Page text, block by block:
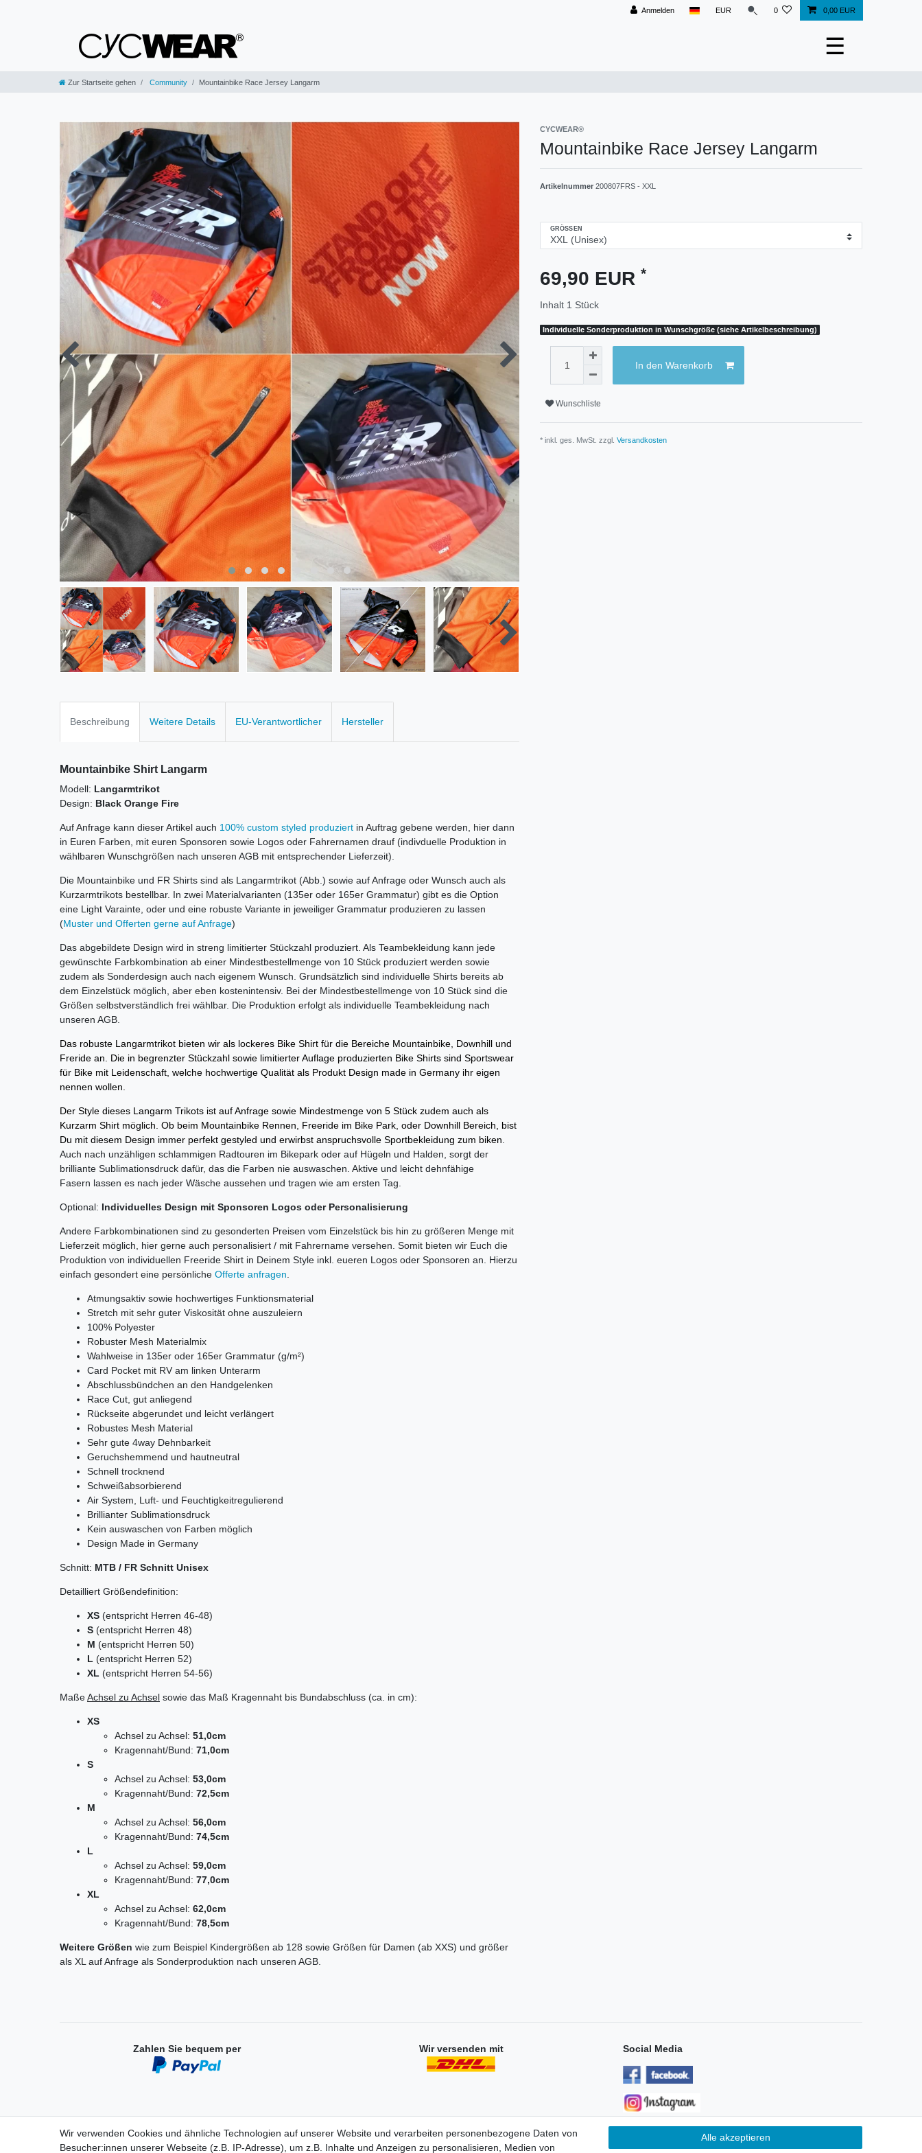
Anmelden EUR 0 0,00 EUR
☰
Zur Startseite gehen Community Mountainbike Race Jersey Langarm
CYCWEAR®
Mountainbike Race Jersey Langarm
Artikelnummer 200807FRS - XXL
GRÖSSEN
69,90 EUR *
Inhalt 1 Stück
Individuelle Sonderproduktion in Wunschgröße (siehe Artikelbeschreibung)
In den Warenkorb
Wunschliste
* inkl. ges. MwSt. zzgl. Versandkosten
Beschreibung Weitere Details EU-Verantwortlicher Hersteller
Mountainbike Shirt Langarm
Modell: Langarmtrikot
Design: Black Orange Fire
Auf Anfrage kann dieser Artikel auch 100% custom styled produziert in Auftrag gebene werden, hier dann
in Euren Farben, mit euren Sponsoren sowie Logos oder Fahrernamen drauf (indivduelle Produktion in
wählbaren Wunschgrößen nach unseren AGB mit entsprechender Lieferzeit).
Die Mountainbike und FR Shirts sind als Langarmtrikot (Abb.) sowie auf Anfrage oder Wunsch auch als
Kurzarmtrikots bestellbar. In zwei Materialvarianten (135er oder 165er Grammatur) gibt es die Option
eine Light Varainte, oder und eine robuste Variante in jeweiliger Grammatur produzieren zu lassen
(Muster und Offerten gerne auf Anfrage)
Das abgebildete Design wird in streng limitierter Stückzahl produziert. Als Teambekleidung kann jede
gewünschte Farbkombination ab einer Mindestbestellmenge von 10 Stück produziert werden sowie
zudem als Sonderdesign auch nach eigenem Wunsch. Grundsätzlich sind individuelle Shirts bereits ab
dem Einzelstück möglich, aber eben kostenintensiv. Bei der Mindestbestellmenge von 10 Stück sind die
Größen selbstverständlich frei wählbar. Die Produktion erfolgt als individuelle Teambekleidung nach
unseren AGB.
Das robuste Langarmtrikot bieten wir als lockeres Bike Shirt für die Bereiche Mountainbike, Downhill und
Freride an. Die in begrenzter Stückzahl sowie limitierter Auflage produzierten Bike Shirts sind Sportswear
für Bike mit Leidenschaft, welche hochwertige Qualität als Produkt Design made in Germany ihr eigen
nennen wollen.
Der Style dieses Langarm Trikots ist auf Anfrage sowie Mindestmenge von 5 Stück zudem auch als
Kurzarm Shirt möglich. Ob beim Mountainbike Rennen, Freeride im Bike Park, oder Downhill Bereich, bist
Du mit diesem Design immer perfekt gestyled und erwirbst anspruchsvolle Sportbekleidung zum biken.
Auch nach unzähligen schlammigen Radtouren im Bikepark oder auf Hügeln und Halden, sorgt der
brilliante Sublimationsdruck dafür, das die Farben nie auswaschen. Aktive und leicht dehnfähige
Fasern lassen es nach jeder Wäsche aussehen und tragen wie am ersten Tag.
Optional: Individuelles Design mit Sponsoren Logos oder Personalisierung
Andere Farbkombinationen sind zu gesonderten Preisen vom Einzelstück bis hin zu größeren Menge mit
Lieferzeit möglich, hier gerne auch personalisiert / mit Fahrername versehen. Somit bieten wir Euch die
Produktion von individuellen Freeride Shirt in Deinem Style inkl. eueren Logos oder Sponsoren an. Hierzu
einfach gesondert eine persönliche Offerte anfragen.
Atmungsaktiv sowie hochwertiges Funktionsmaterial
Stretch mit sehr guter Viskosität ohne auszuleiern
100% Polyester
Robuster Mesh Materialmix
Wahlweise in 135er oder 165er Grammatur (g/m²)
Card Pocket mit RV am linken Unterarm
Abschlussbündchen an den Handgelenken
Race Cut, gut anliegend
Rückseite abgerundet und leicht verlängert
Robustes Mesh Material
Sehr gute 4way Dehnbarkeit
Geruchshemmend und hautneutral
Schnell trocknend
Schweißabsorbierend
Air System, Luft- und Feuchtigkeitregulierend
Brillianter Sublimationsdruck
Kein auswaschen von Farben möglich
Design Made in Germany
Schnitt: MTB / FR Schnitt Unisex
Detailliert Größendefinition:
XS (entspricht Herren 46-48)
S (entspricht Herren 48)
M (entspricht Herren 50)
L (entspricht Herren 52)
XL (entspricht Herren 54-56)
MaßeAchsel zu Achsel sowie das Maß Kragennaht bis Bundabschluss (ca. in cm):
XS
Achsel zu Achsel: 51,0cm
Kragennaht/Bund: 71,0cm
S
Achsel zu Achsel: 53,0cm
Kragennaht/Bund: 72,5cm
M
Achsel zu Achsel: 56,0cm
Kragennaht/Bund: 74,5cm
L
Achsel zu Achsel: 59,0cm
Kragennaht/Bund: 77,0cm
XL
Achsel zu Achsel: 62,0cm
Kragennaht/Bund: 78,5cm
Weitere Größen wie zum Beispiel Kindergrößen ab 128 sowie Größen für Damen (ab XXS) und größer
als XL auf Anfrage als Sonderproduktion nach unseren AGB.
Zahlen Sie bequem per Wir versenden mit Social Media
Wir verwenden Cookies und ähnliche Technologien auf unserer Website und verarbeiten personenbezogene Daten von
Besucher:innen unserer Webseite (z.B. IP-Adresse), um z.B. Inhalte und Anzeigen zu personalisieren, Medien von
Alle akzeptieren